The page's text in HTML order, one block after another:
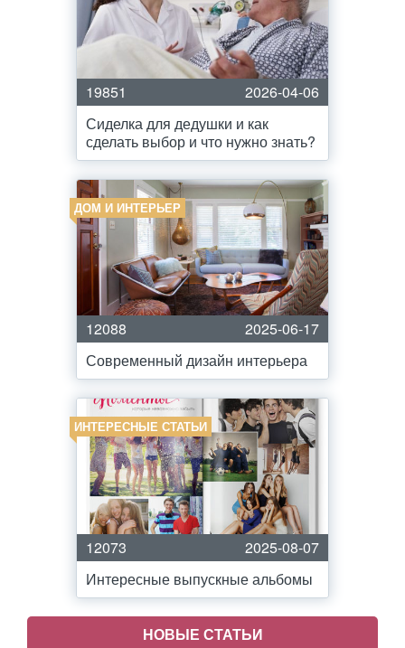
19851
2026-04-06
Сиделка для дедушки и как
сделать выбор и что нужно знать?
ДОМ И ИНТЕРЬЕР
12088
2025-06-17
Современный дизайн интерьера
ИНТЕРЕСНЫЕ СТАТЬИ
12073
2025-08-07
Интересные выпускные альбомы
НОВЫЕ СТАТЬИ